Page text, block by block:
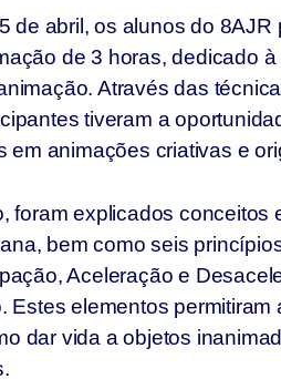
de abril, os alunos do 8AJR
de 3 horas, dedicado
Através das
tiveram a
em animações criativas e
foram explicados conceitos
bem como seis
Aceleração e
Estes elementos permitiram
dar vida a objetos